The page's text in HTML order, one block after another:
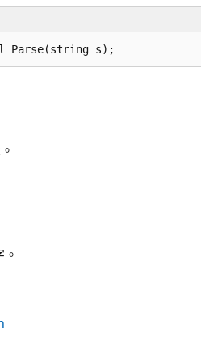
Parse(string s);